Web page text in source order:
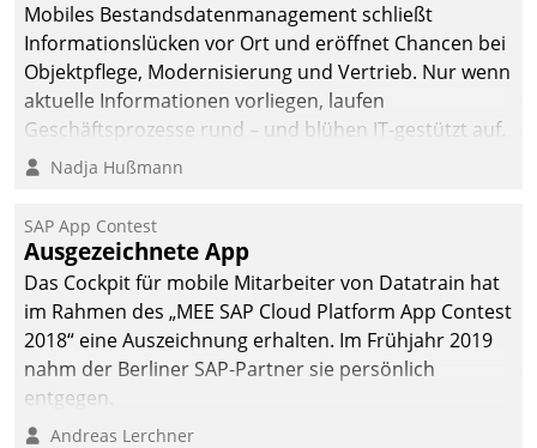
Mobiles Bestandsdatenmanagement schließt
Informationslücken vor Ort und eröffnet Chancen bei
Objektpflege, Modernisierung und Vertrieb. Nur wenn
aktuelle Informationen vorliegen, laufen
Geschäftsprozesse rund – und blühen IT-gestützt auf.
Nadja Hußmann
SAP App Contest
Ausgezeichnete App
Das Cockpit für mobile Mitarbeiter von Datatrain hat
im Rahmen des „MEE SAP Cloud Platform App Contest
2018“ eine Auszeichnung erhalten. Im Frühjahr 2019
nahm der Berliner SAP-Partner sie persönlich
entgegen.
Andreas Lerchner